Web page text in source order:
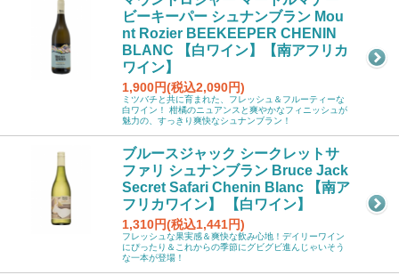
ビーキーパー シュナンブラン Mou
nt Rozier BEEKEEPER CHENIN
BLANC 【白ワイン】【南アフリカ
ワイン】
1,900円(税込2,090円)
ミツバチと共に育まれた、フレッシュ＆フルーティーな
白ワイン！ 柑橘のニュアンスと爽やかなフィニッシュが
魅力の、すっきり爽快なシュナンブラン！
ブルースジャック シークレットサ
ファリ シュナンブラン Bruce Jack
Secret Safari Chenin Blanc 【南ア
フリカワイン】 【白ワイン】
1,310円(税込1,441円)
フレッシュな果実感＆爽快な飲み心地！デイリーワイン
にぴったり＆これからの季節にグビグビ進んじゃいそう
な一本が登場！